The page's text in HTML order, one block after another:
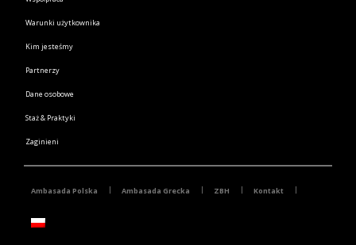
Warunki użytkownika
Kim jesteśmy
Partnerzy
Dane osobowe
Staż & Praktyki
Zaginieni
Ambasada Polska Ambasada Grecka ZBH Kontakt